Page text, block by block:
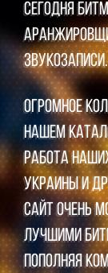
Сегодня
звукозаписи.
Огромное
нашем
работа
Украины и
сайт очень
лучшими
пополняя